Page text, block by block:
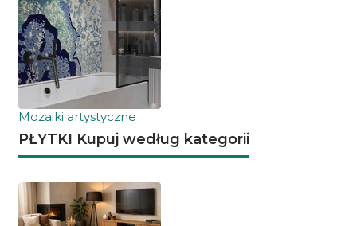
Mozaiki artystyczne
PŁYTKI Kupuj według kategorii